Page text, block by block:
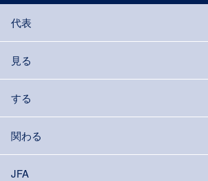
代表
見る
する
関わる
JFA